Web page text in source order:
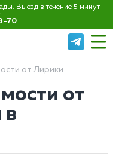
Выезд в течение 5 минут
70
от Лирики
от
в